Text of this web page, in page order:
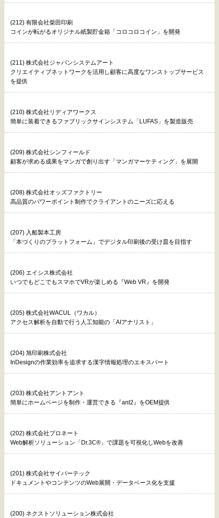
(212) 有限会社柴田印刷
コインが転がるオリジナル紙製貯金箱「コロコロコイン」を開発
(211) 株式会社ジャパンシステムアート
クリエイティブネットワークを活用し顧客に高度なワンストップサービス
を提供
(210) 株式会社リディアワークス
簡単に装着できるファブリックサインシステム「LUFAS」を製造販売
(209) 株式会社シンフィールド
顧客が求める成果をマンガで創り出す「マンガマーケティング」を展開
(208) 株式会社オッズファクトリー
高品質のパワーポイント制作でクライアントのニーズに応える
(207) 入船製本工房
「本づくりのプラットフォーム」でデジタル印刷後の受け皿を目指す
(206) エイシス株式会社
いつでもどこでもスマホでVRが楽しめる『Web VR』を開発
(205) 株式会社WACUL（ワカル）
アクセス解析を自動で行う人工知能の「AIアナリスト」
(204) 旭印刷株式会社
InDesignの作業効率を追求する漢字情報処理のエキスパート
(203) 株式会社アントアント
簡単にホームページを制作・運営できる『ant2』をOEM提供
(202) 株式会社プロネート
Web解析ソリューション「Dr.3C®」で課題を可視化しWebを改善
(201) 株式会社サイバーテック
ドキュメントやコンテンツのWeb展開・データベース化を支援
(200) ネクストソリューション株式会社